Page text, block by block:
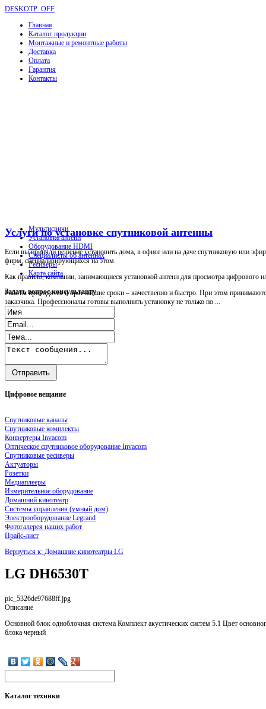
DESKOTP_OFF
Главная
Каталог продукции
Монтажные и ремонтные работы
Доставка
Оплата
Гарантия
Контакты
Услуги по установке спутниковой антенны
Если вы приняли решение установить дома, в офисе или на даче спутниковую или
фирм, специализирующихся на этом.
Как правило, компании, занимающиеся установкой антенн для просмотра цифрового
Работы проводятся в кратчайшие сроки – качественно и быстро. При этом
заказчика. Профессионалы готовы выполнить установку не только по ...
Мультисвичи
Установка антенн
Оборудование HDMI
Специалисты об антеннах
Ресиверы
Карта сайта
Задатьвопрос консультанту
Цифровое вещание
Спутниковые каналы
Спутниковые комплекты
Конвертеры Invacom
Оптическое спутниковое оборудование Invacom
Спутниковые ресиверы
Актуаторы
Розетки
Медиаплееры
Измерительное оборудование
Домашний кинотеатр
Системы управления (умный дом)
Электрооборудование Legrand
Фотогалерея наших работ
Прайс-лист
Вернуться к: Домашние кинотеатры LG
LG DH6530T
pic_5326de97688ff.jpg
Описание
Основной блок одноблочная система Комплект акустических систем 5.1 Цвет
блока черный
Каталогтехники